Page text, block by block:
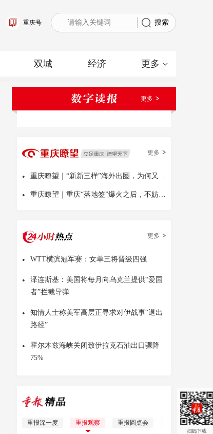
重庆号 搜索
双城 经济 更多
更多
更多
• 重庆瞭望｜“新新三样”海外出圈，为何又是中国
• 重庆瞭望｜重庆“落地签”爆火之后，不妨多问几句
更多
• WTT横滨冠军赛：女单三将晋级四强
•
泽连斯基：美国将每月向乌克兰提供“爱国
者”拦截导弹
•
知情人士称美军高层正寻求对伊战事“退出
路径”
•
霍尔木兹海峡关闭致伊拉克石油出口骤降
75%
重报深一度 重报观察 重报圆桌会 理响青年